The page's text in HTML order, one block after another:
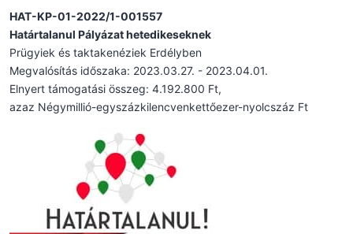
HAT-KP-01-2022/1-001557
Határtalanul Pályázat hetedikeseknek
Prügyiek és taktakenéziek Erdélyben
Megvalósítás időszaka: 2023.03.27. - 2023.04.01.
Elnyert támogatási összeg: 4.192.800 Ft,
azaz Négymillió-egyszázkilencvenkettőezer-nyolcszáz Ft